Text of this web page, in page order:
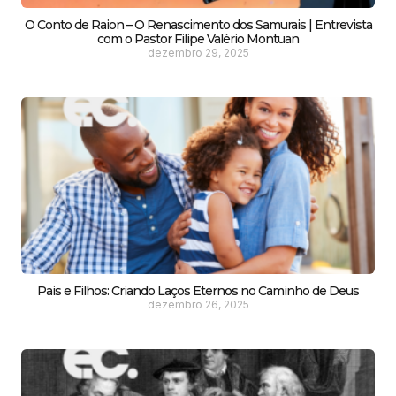
O Conto de Raion – O Renascimento dos Samurais | Entrevista
com o Pastor Filipe Valério Montuan
dezembro 29, 2025
Pais e Filhos: Criando Laços Eternos no Caminho de Deus
dezembro 26, 2025